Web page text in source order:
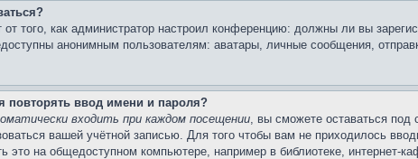
того, как администратор настроил конференцию: должны ли вы
анонимным пользователям: аватары, личные сообщения,
повторять ввод имени и пароля?
входить при каждом посещении, вы сможете оставаться под
вашей учётной записью. Для того чтобы вам не приходилось
это на общедоступном компьютере, например в библиотеке, интернет-